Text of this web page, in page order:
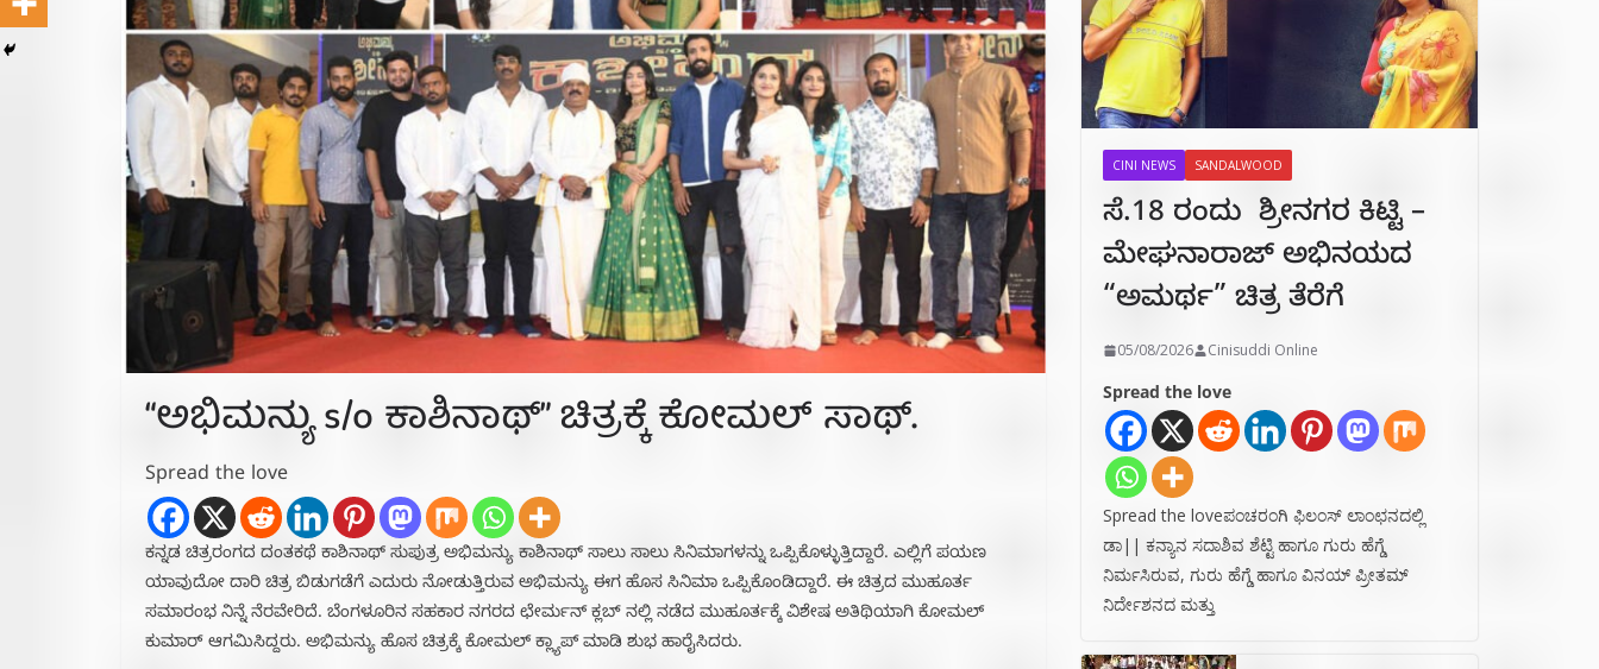
“ಅಭಿಮನ್ಯು s/o ಕಾಶಿನಾಥ್” ಚಿತ್ರಕ್ಕೆ ಕೋಮಲ್ ಸಾಥ್.
Spread the love
ಕನ್ನಡ ಚಿತ್ರರಂಗದ ದಂತಕಥೆ ಕಾಶಿನಾಥ್ ಸುಪುತ್ರ ಅಭಿಮನ್ಯು ಕಾಶಿನಾಥ್ ಸಾಲು ಸಾಲು ಸಿನಿಮಾಗಳನ್ನು ಒಪ್ಪಿಕೊಳ್ಳುತ್ತಿದ್ದಾರೆ. ಎಲ್ಲಿಗೆ ಪಯಣ
ಯಾವುದೋ ದಾರಿ ಚಿತ್ರ ಬಿಡುಗಡೆಗೆ ಎದುರು ನೋಡುತ್ತಿರುವ ಅಭಿಮನ್ಯು ಈಗ ಹೊಸ ಸಿನಿಮಾ ಒಪ್ಪಿಕೊಂಡಿದ್ದಾರೆ. ಈ ಚಿತ್ರದ‌ ಮುಹೂರ್ತ
ಸಮಾರಂಭ ನಿನ್ನೆ ನೆರವೇರಿದೆ. ಬೆಂಗಳೂರಿನ ಸಹಕಾರ ನಗರದ ಛೇರ್ಮನ್ ಕ್ಲಬ್ ನಲ್ಲಿ ನಡೆದ ಮುಹೂರ್ತಕ್ಕೆ ವಿಶೇಷ ಅತಿಥಿಯಾಗಿ ಕೋಮಲ್
ಕುಮಾರ್ ಆಗಮಿಸಿದ್ದರು. ಅಭಿಮನ್ಯು ಹೊಸ ಚಿತ್ರಕ್ಕೆ ಕೋಮಲ್ ಕ್ಲ್ಯಾಪ್ ಮಾಡಿ ಶುಭ ಹಾರೈಸಿದರು.
CINI NEWS SANDALWOOD
ಸೆ.18 ರಂದು ಶ್ರೀನಗರ ಕಿಟ್ಟಿ –
ಮೇಘನಾರಾಜ್ ಅಭಿನಯದ
“ಅಮರ್ಥ” ಚಿತ್ರ ತೆರೆಗೆ
05/08/2026 Cinisuddi Online
Spread the love
Spread the loveಪಂಚರಂಗಿ ಫಿಲಂಸ್ ಲಾಂಛನದಲ್ಲಿ
ಡಾ|| ಕನ್ಯಾನ ಸದಾಶಿವ ಶೆಟ್ಟಿ ಹಾಗೂ ಗುರು ಹೆಗ್ಡೆ
ನಿರ್ಮಸಿರುವ, ಗುರು ಹೆಗ್ಡೆ ಹಾಗೂ ವಿನಯ್ ಪ್ರೀತಮ್
ನಿರ್ದೇಶನದ ಮತ್ತು